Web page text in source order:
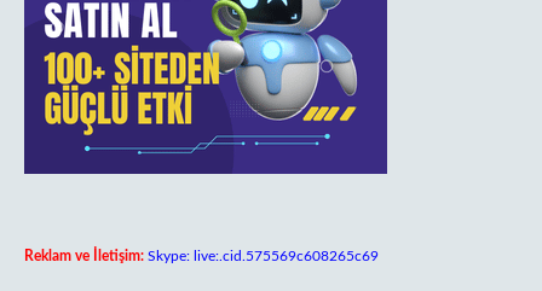
Reklam ve İletişim: Skype: live:.cid.575569c608265c69